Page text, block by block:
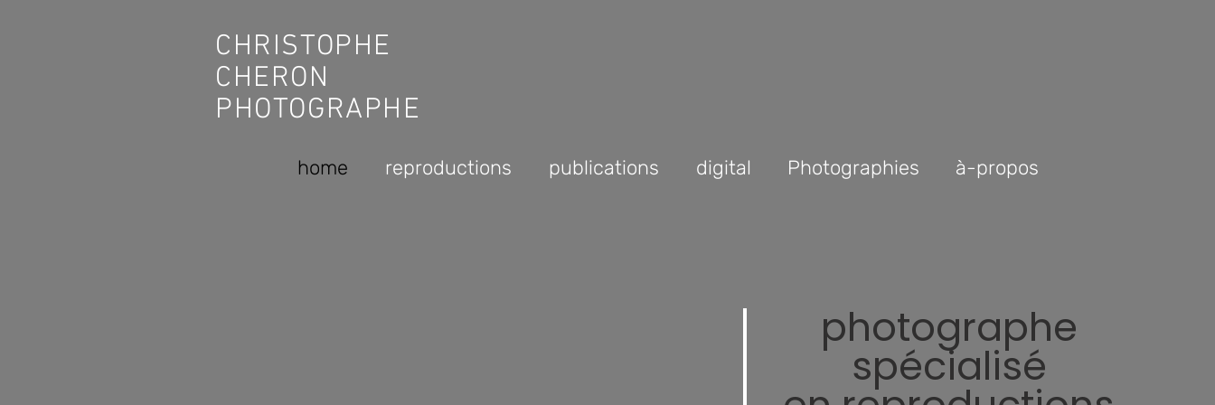
CHRISTOPHE
CHERON
PHOTOGRAPHE
home reproductions publications digital Photographies à-propos
photographe
spécialisé